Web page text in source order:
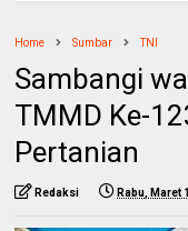
Home Sumbar TNI
Sambangi
TMMD Ke-
Pertanian
Redaksi Rabu, Maret